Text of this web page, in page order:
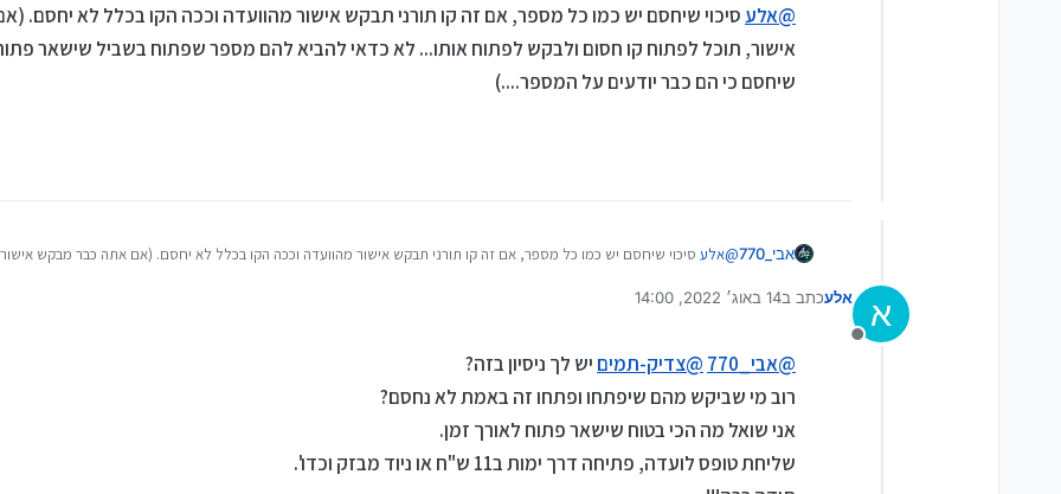
@אלעסיכוי שיחסם יש כמו כל מספר, אם זה קו תורני תבקש אישור מהוועדה וככה הקו בכלל לא יחסם.
אישור, תוכל לפתוח קו חסום ולבקש לפתוח אותו... לא כדאי להביא להם מספר שפתוח בשביל שישאר פתוח
שיחסם כי הם כבר יודעים על המספר....)
אבי_770 @אלע סיכוי שיחסם יש כמו כל מספר, אם זה קו תורני תבקש אישור מהוועדה וככה הקו בכלל לא יחסם. (אם אתה כבר מבקש
א
מנותק
אלעכתב ב14 באוג׳ 2022, 14:00
נערך לאחרונה על ידי אלע
@אבי_770 @צדיק-תמים יש לך ניסיון בזה?
רוב מי שביקש מהם שיפתחו ופתחו זה באמת לא נחסם?
אני שואל מה הכי בטוח שישאר פתוח לאורך זמן.
שליחת טופס לועדה, פתיחה דרך ימות ב11 ש"ח או ניוד מבזק וכדו'.